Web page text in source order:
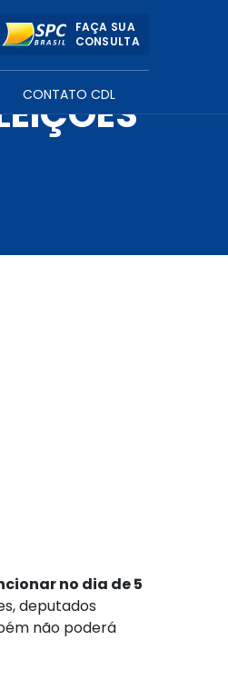
FAÇA SUA
CONSULTA
CONTATO CDL
no dia de 5
deputados
não poderá